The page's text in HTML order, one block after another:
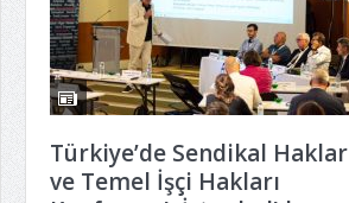
Türkiye’de Sendikal Haklar
ve Temel İşçi Hakları